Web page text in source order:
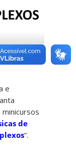
e
minicursos
de
“.